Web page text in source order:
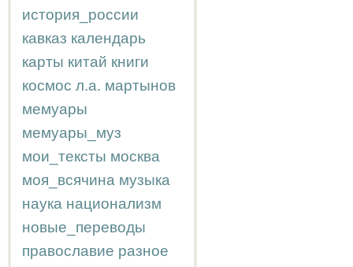
история_россии
кавказ календарь
карты китай книги
космос л.а. мартынов
мемуары
мемуары_муз
мои_тексты москва
моя_всячина музыка
наука национализм
новые_переводы
православие разное